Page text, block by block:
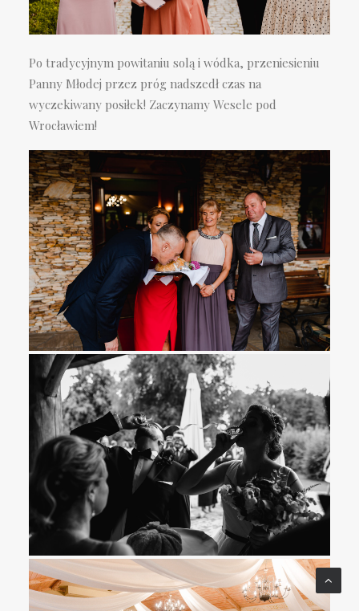
Po tradycyjnym powitaniu solą i wódka, przeniesieniu
Panny Młodej przez próg nadszedł czas na
wyczekiwany posiłek! Zaczynamy Wesele pod
Wrocławiem!